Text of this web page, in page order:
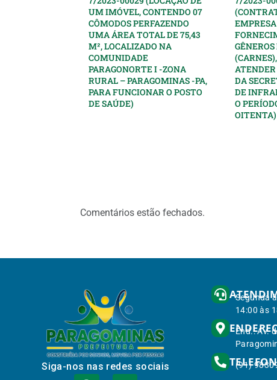
UM IMÓVEL, CONTENDO 07
CÔMODOS PERFAZENDO
UMA ÁREA TOTAL DE 75,43
M², LOCALIZADO NA
COMUNIDADE
PARAGONORTE I -ZONA
RURAL – PARAGOMINAS -PA,
PARA FUNCIONAR O POSTO
DE SAÚDE)
DA
DE
O
Comentários estão fechados.
Siga-nos nas redes sociais
Segunda
14:00 às
End.: Av.
(91)